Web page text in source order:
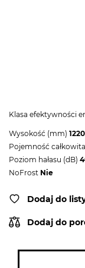
Klasa efektywności
Wysokość (mm) 1220
Pojemność
Poziom hałasu (dB)
NoFrost Nie
Dodaj do
Dodaj do